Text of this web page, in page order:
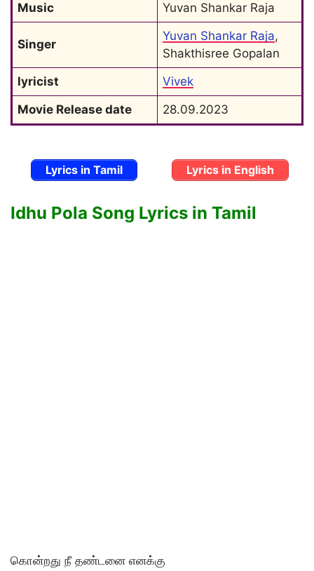
Music
Yuvan Shankar Raja
Singer
Yuvan Shankar Raja,
Shakthisree Gopalan
lyricist
Vivek
Movie Release date
28.09.2023
Lyrics in Tamil Lyrics in English
Idhu Pola Song Lyrics in Tamil
கொன்றது நீ தண்டனை எனக்கு